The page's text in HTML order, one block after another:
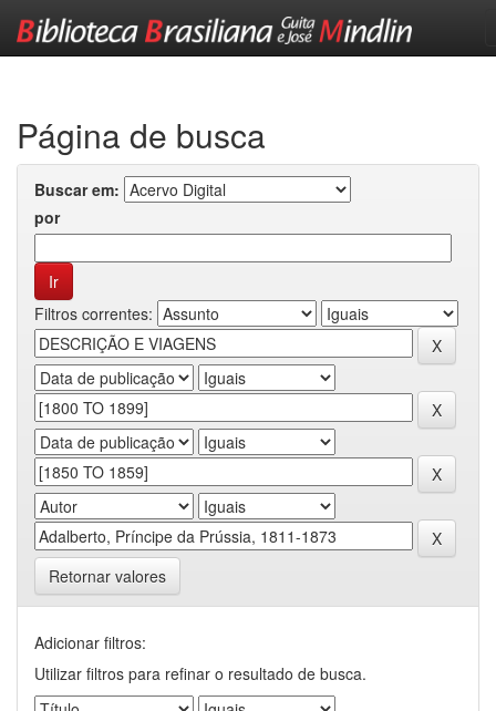
Página de busca
Buscar em:
por
Filtros correntes:
Retornar valores
Adicionar filtros:
Utilizar filtros para refinar o resultado de busca.